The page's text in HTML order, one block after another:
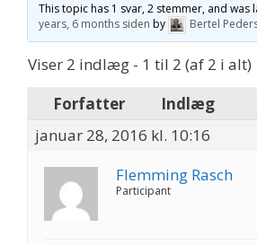
This topic has 1 svar, 2 stemmer, and was
years, 6 months siden by Bertel
Viser 2 indlæg - 1 til 2 (af 2 i alt)
Forfatter
Indlæg
januar 28, 2016 kl. 10:16
Flemming Rasch
Participant